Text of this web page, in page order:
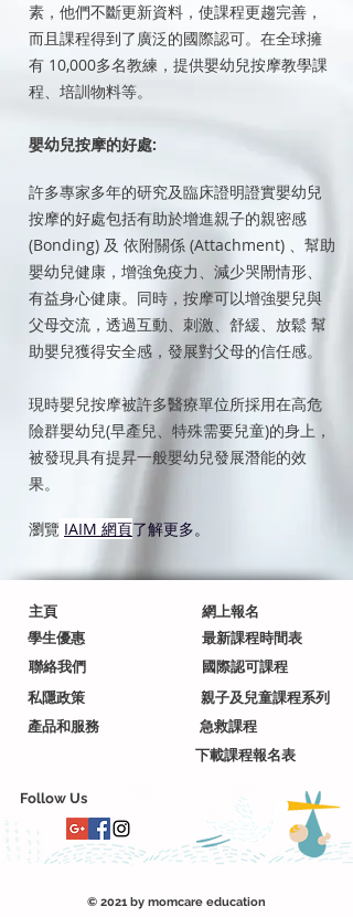
素，他們不斷更新資料，使課程更趨完善，
而且課程得到了廣泛的國際認可。在全球擁
有 10,000多名教練，提供嬰幼兒按摩教學課
程、培訓物料等。
嬰幼兒按摩的好處:
許多專家多年的研究及臨床證明證實嬰幼兒
按摩的好處包括有助於增進親子的親密感
(Bonding) 及 依附關係 (Attachment) 、幫助
嬰幼兒健康，增強免疫力、減少哭閙情形、
有益身心健康。同時，按摩可以增強嬰兒與
父母交流，透過互動、刺激、舒緩、放鬆 幫
助嬰兒獲得安全感，發展對父母的信任感。
現時嬰兒按摩被許多醫療單位所採用在高危
險群嬰幼兒(早產兒、特殊需要兒童)的身上，
被發現具有提昇一般嬰幼兒發展潛能的效
果。
瀏覽 IAIM 網頁了解更多。
Follow Us
主頁
學生優惠
聯絡我們
私隱政策
產品和服務
網上報名
最新課程時間表
國際認可課程
親子及兒童課程系列
急救課程
下載課程報名表
© 2021 by momcare education